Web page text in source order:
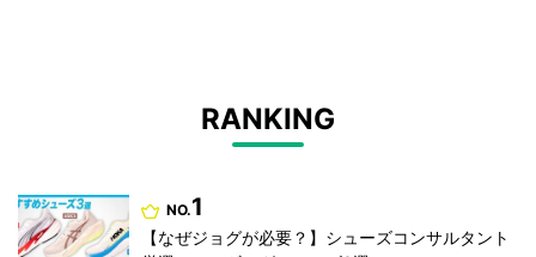
RANKING
NO.1
【なぜジョグが必要？】シューズコンサルタント